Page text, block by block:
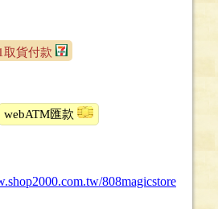
取貨付款
webATM匯款
808magicstore